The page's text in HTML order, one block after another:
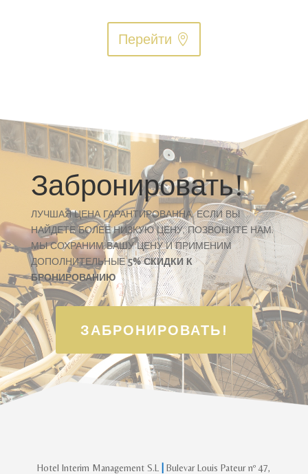
Перейти
Забронировать!
ЛУЧШАЯ ЦЕНА ГАРАНТИРОВАННА. ЕСЛИ ВЫ
НАЙДЕТЕ БОЛЕЕ НИЗКУЮ ЦЕНУ, ПОЗВОНИТЕ НАМ.
МЫ СОХРАНИМ ВАШУ ЦЕНУ И ПРИМЕНИМ
ДОПОЛНИТЕЛЬНЫЕ5% СКИДКИ К
БРОНИРОВАНИЮ
ЗАБРОНИРОВАТЬ!
Hotel Interim Management S.L Bulevar Louis Pateur nº 47,